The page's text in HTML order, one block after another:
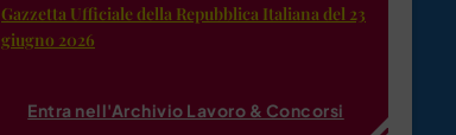
Gazzetta Ufficiale della Repubblica Italiana del 23
giugno 2026
Entra nell'Archivio Lavoro & Concorsi